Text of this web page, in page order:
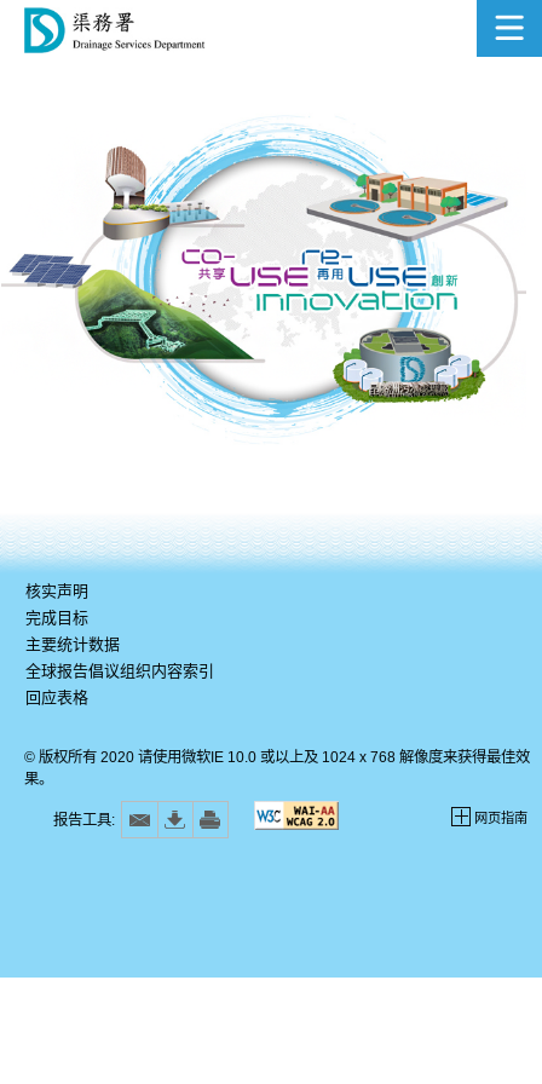
核实声明
完成目标
主要统计数据
全球报告倡议组织内容索引
回应表格
© 版权所有 2020 请使用微软IE 10.0 或以上及 1024 x 768 解像度来获得最佳效
果。
报告工具: 网页指南